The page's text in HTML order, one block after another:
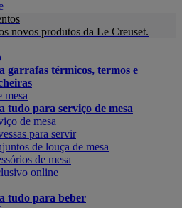
novos produtos da Le Creuset.
garrafas térmicos, termos e
mesa
tudo para serviço de mesa
de mesa
para servir
de louça de mesa
de mesa
online
tudo para beber